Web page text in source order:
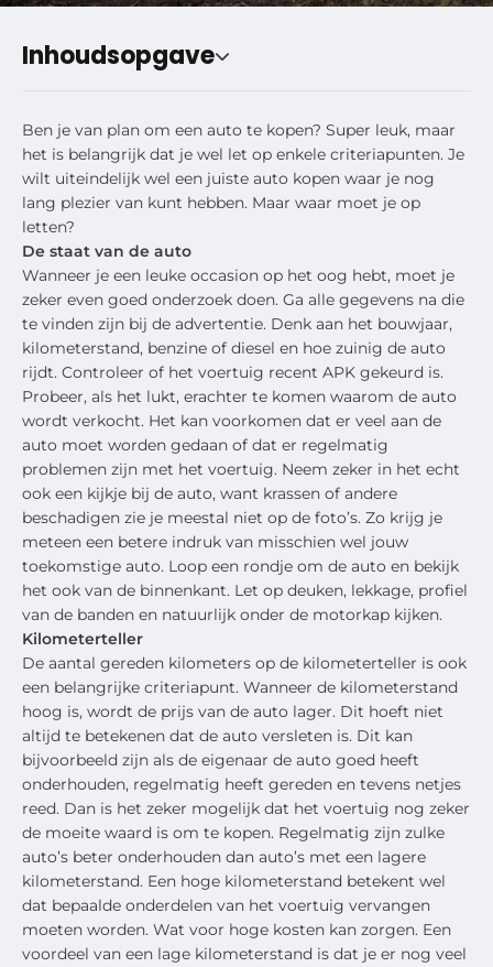
Inhoudsopgave
Ben je van plan om een auto te kopen? Super leuk, maar
het is belangrijk dat je wel let op enkele criteriapunten. Je
wilt uiteindelijk wel een juiste auto kopen waar je nog
lang plezier van kunt hebben. Maar waar moet je op
letten?
De staat van de auto
Wanneer je een leuke occasion op het oog hebt, moet je
zeker even goed onderzoek doen. Ga alle gegevens na die
te vinden zijn bij de advertentie. Denk aan het bouwjaar,
kilometerstand, benzine of diesel en hoe zuinig de auto
rijdt. Controleer of het voertuig recent APK gekeurd is.
Probeer, als het lukt, erachter te komen waarom de auto
wordt verkocht. Het kan voorkomen dat er veel aan de
auto moet worden gedaan of dat er regelmatig
problemen zijn met het voertuig. Neem zeker in het echt
ook een kijkje bij de auto, want krassen of andere
beschadigen zie je meestal niet op de foto’s. Zo krijg je
meteen een betere indruk van misschien wel jouw
toekomstige auto. Loop een rondje om de auto en bekijk
het ook van de binnenkant. Let op deuken, lekkage, profiel
van de banden en natuurlijk onder de motorkap kijken.
Kilometerteller
De aantal gereden kilometers op de kilometerteller is ook
een belangrijke criteriapunt. Wanneer de kilometerstand
hoog is, wordt de prijs van de auto lager. Dit hoeft niet
altijd te betekenen dat de auto versleten is. Dit kan
bijvoorbeeld zijn als de eigenaar de auto goed heeft
onderhouden, regelmatig heeft gereden en tevens netjes
reed. Dan is het zeker mogelijk dat het voertuig nog zeker
de moeite waard is om te kopen. Regelmatig zijn zulke
auto’s beter onderhouden dan auto’s met een lagere
kilometerstand. Een hoge kilometerstand betekent wel
dat bepaalde onderdelen van het voertuig vervangen
moeten worden. Wat voor hoge kosten kan zorgen. Een
voordeel van een lage kilometerstand is dat je er nog veel